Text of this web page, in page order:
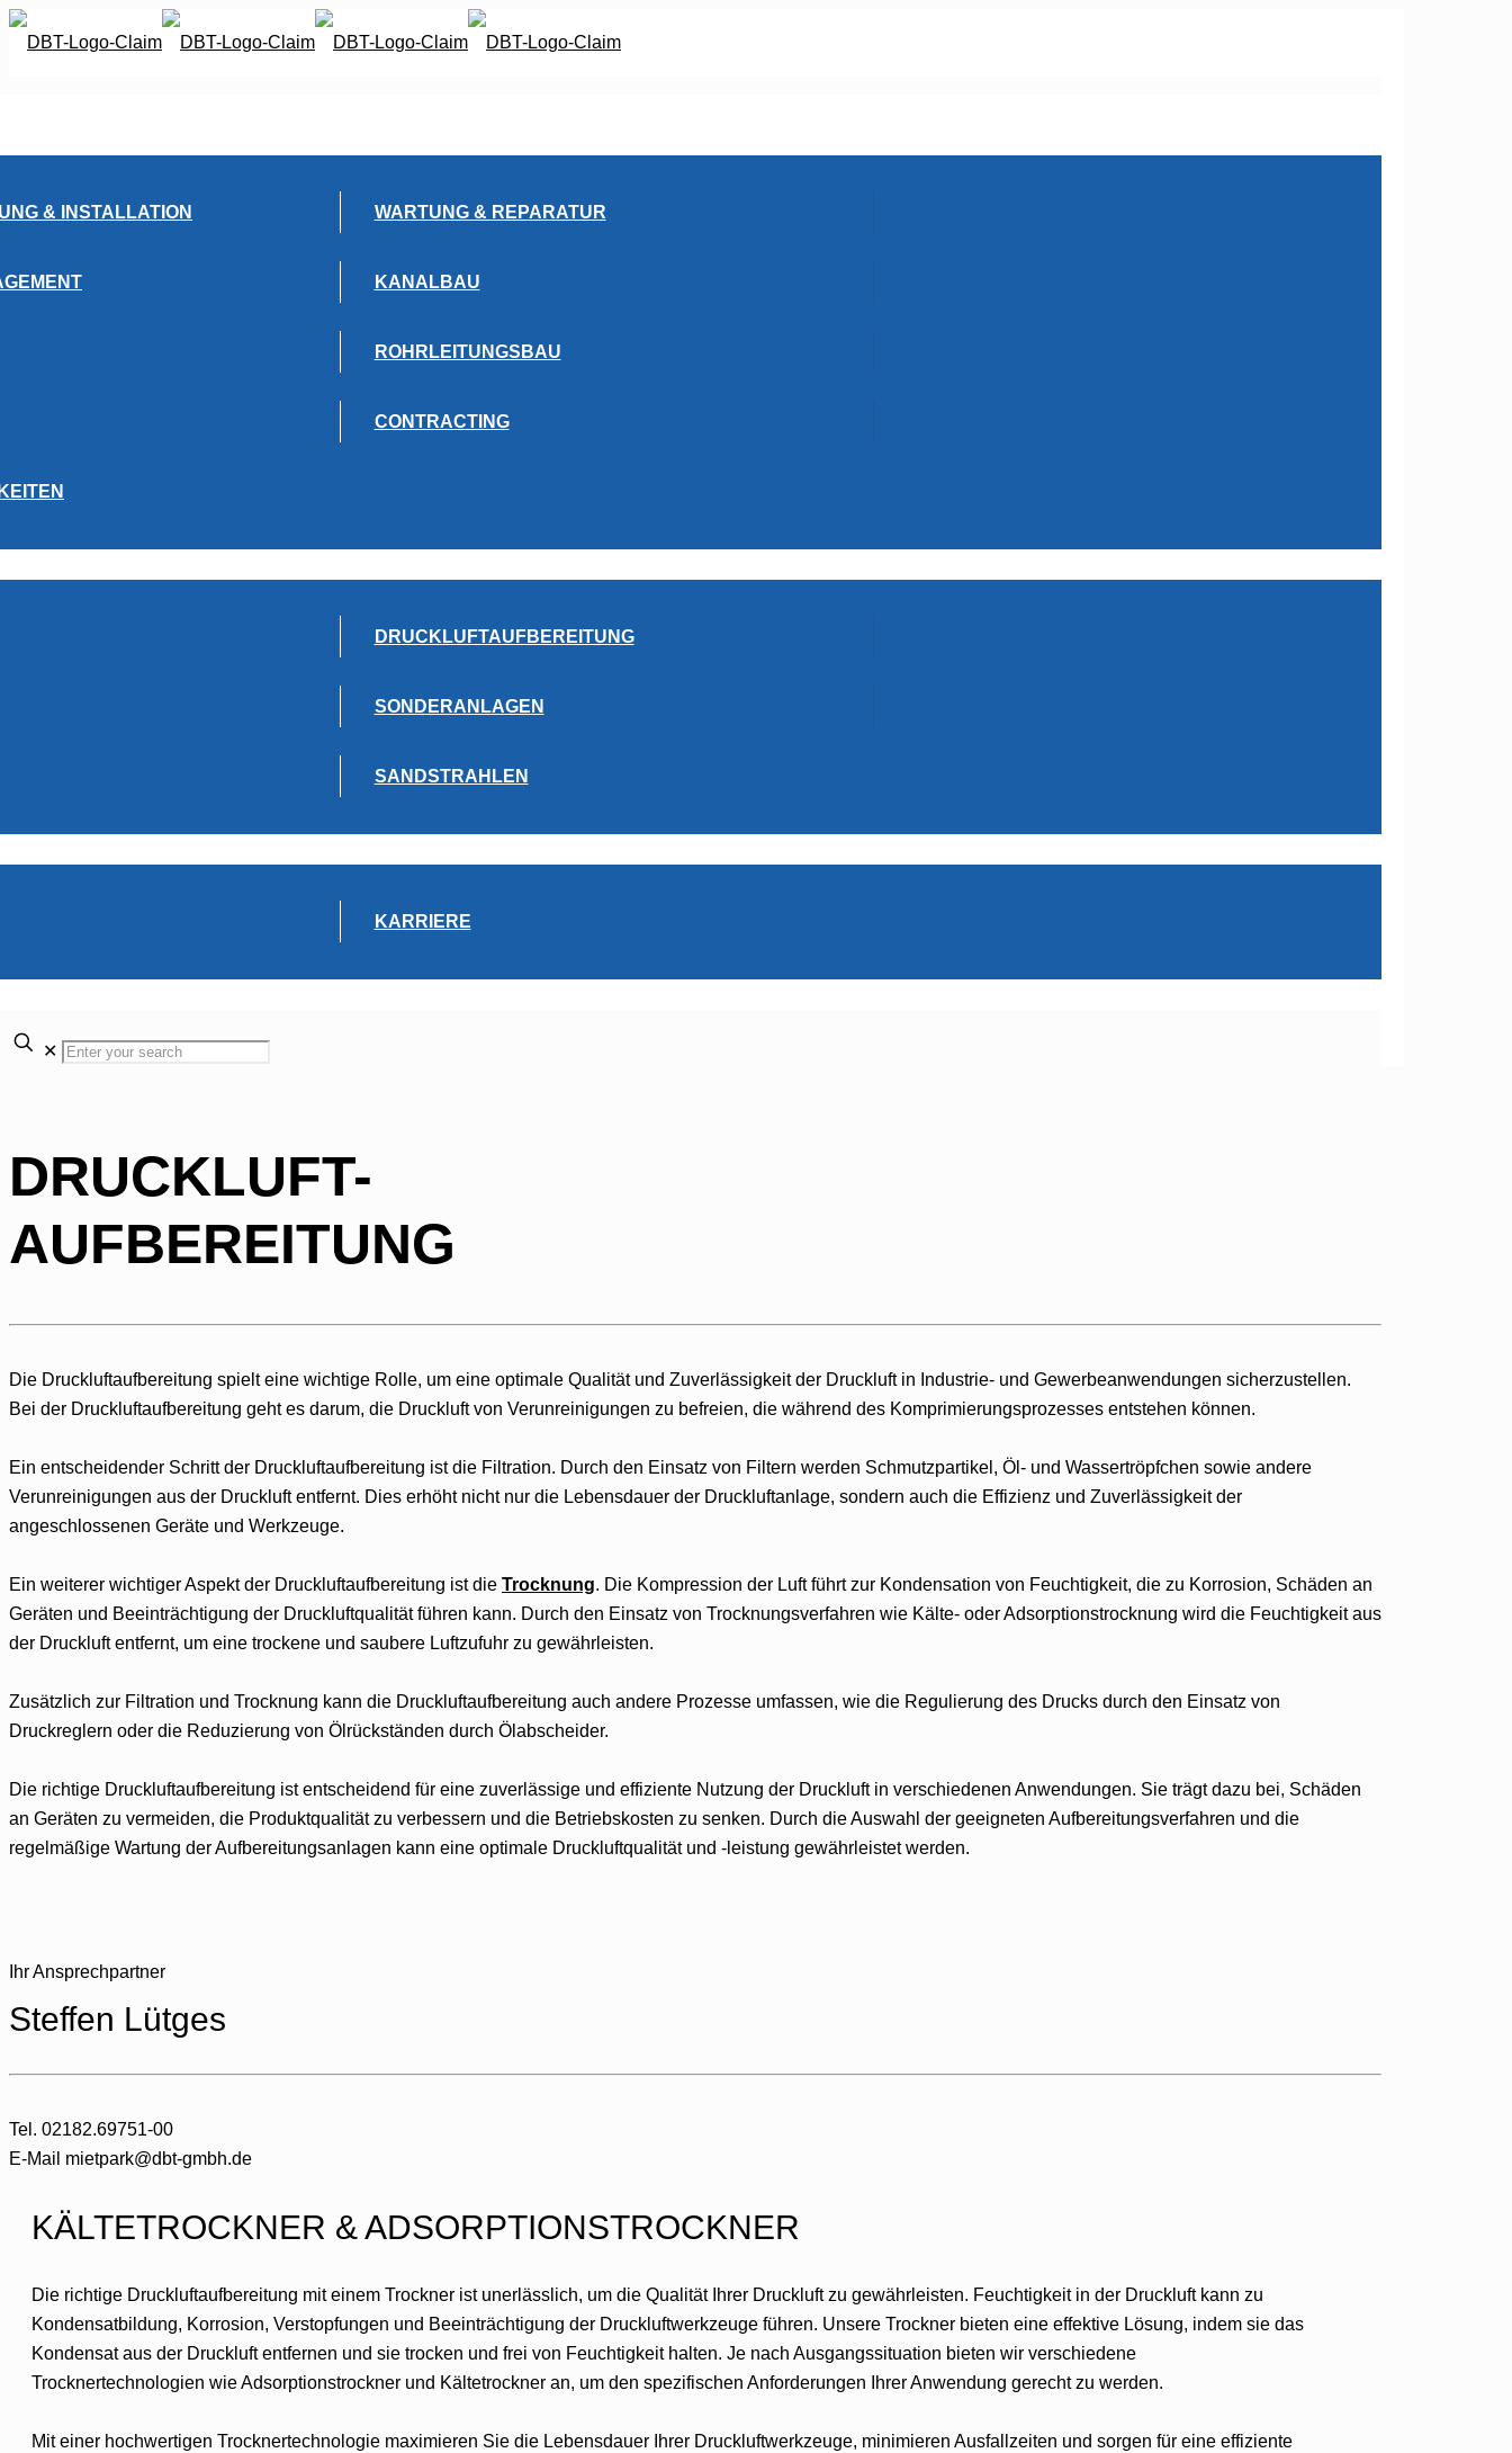
& INSTALLATION WARTUNG & REPARATUR
KANALBAU
ROHRLEITUNGSBAU
CONTRACTING
DRUCKLUFTAUFBEREITUNG
SONDERANLAGEN
SANDSTRAHLEN
KARRIERE
✕
DRUCKLUFT-
AUFBEREITUNG
Die Druckluftaufbereitung spielt eine wichtige Rolle, um eine optimale Qualität und Zuverlässigkeit der Druckluft in Industrie- und Gewerbeanwendungen sicherzustellen.
Bei der Druckluftaufbereitung geht es darum, die Druckluft von Verunreinigungen zu befreien, die während des Komprimierungsprozesses entstehen können.
Ein entscheidender Schritt der Druckluftaufbereitung ist die Filtration. Durch den Einsatz von Filtern werden Schmutzpartikel, Öl- und Wassertröpfchen sowie andere
Verunreinigungen aus der Druckluft entfernt. Dies erhöht nicht nur die Lebensdauer der Druckluftanlage, sondern auch die Effizienz und Zuverlässigkeit der
angeschlossenen Geräte und Werkzeuge.
Ein weiterer wichtiger Aspekt der Druckluftaufbereitung ist die Trocknung. Die Kompression der Luft führt zur Kondensation von Feuchtigkeit, die zu Korrosion, Schäden an
Geräten und Beeinträchtigung der Druckluftqualität führen kann. Durch den Einsatz von Trocknungsverfahren wie Kälte- oder Adsorptionstrocknung wird die Feuchtigkeit aus
der Druckluft entfernt, um eine trockene und saubere Luftzufuhr zu gewährleisten.
Zusätzlich zur Filtration und Trocknung kann die Druckluftaufbereitung auch andere Prozesse umfassen, wie die Regulierung des Drucks durch den Einsatz von
Druckreglern oder die Reduzierung von Ölrückständen durch Ölabscheider.
Die richtige Druckluftaufbereitung ist entscheidend für eine zuverlässige und effiziente Nutzung der Druckluft in verschiedenen Anwendungen. Sie trägt dazu bei, Schäden
an Geräten zu vermeiden, die Produktqualität zu verbessern und die Betriebskosten zu senken. Durch die Auswahl der geeigneten Aufbereitungsverfahren und die
regelmäßige Wartung der Aufbereitungsanlagen kann eine optimale Druckluftqualität und -leistung gewährleistet werden.
Ihr Ansprechpartner
Steffen Lütges
Tel. 02182.69751-00
E-Mail mietpark@dbt-gmbh.de
KÄLTETROCKNER & ADSORPTIONSTROCKNER
Die richtige Druckluftaufbereitung mit einem Trockner ist unerlässlich, um die Qualität Ihrer Druckluft zu gewährleisten. Feuchtigkeit in der Druckluft kann zu
Kondensatbildung, Korrosion, Verstopfungen und Beeinträchtigung der Druckluftwerkzeuge führen. Unsere Trockner bieten eine effektive Lösung, indem sie das
Kondensat aus der Druckluft entfernen und sie trocken und frei von Feuchtigkeit halten. Je nach Ausgangssituation bieten wir verschiedene
Trocknertechnologien wie Adsorptionstrockner und Kältetrockner an, um den spezifischen Anforderungen Ihrer Anwendung gerecht zu werden.
Mit einer hochwertigen Trocknertechnologie maximieren Sie die Lebensdauer Ihrer Druckluftwerkzeuge, minimieren Ausfallzeiten und sorgen für eine effiziente